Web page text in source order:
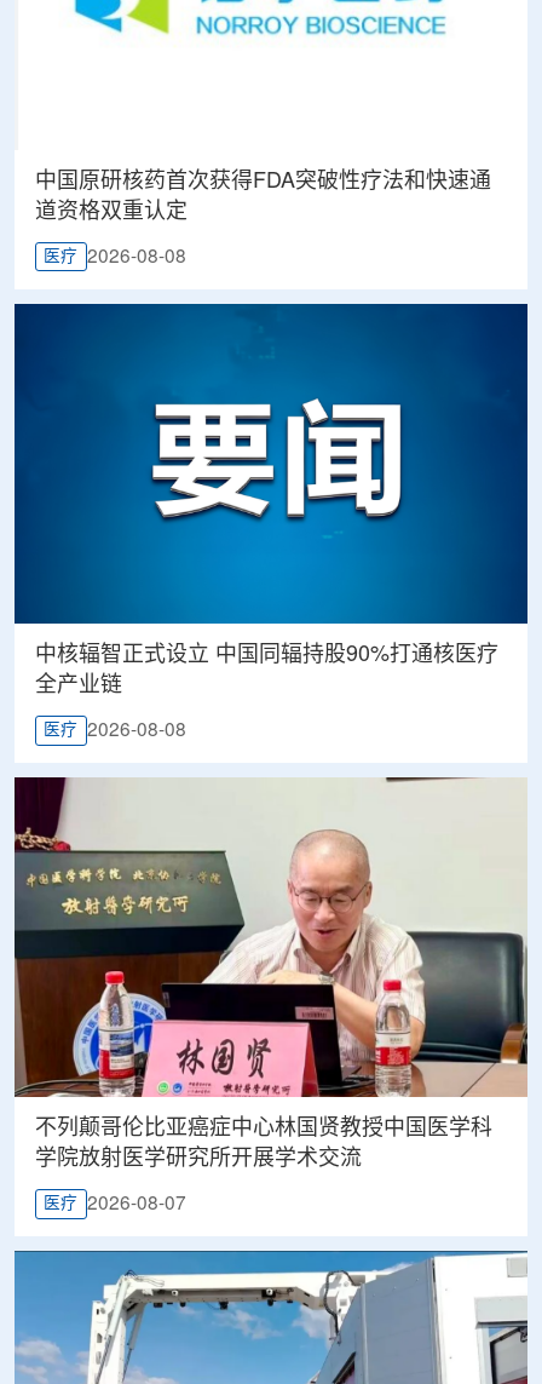
中国原研核药首次获得FDA突破性疗法和快速通
道资格双重认定
医疗 2026-08-08
中核辐智正式设立 中国同辐持股90%打通核医疗
全产业链
医疗 2026-08-08
不列颠哥伦比亚癌症中心林国贤教授中国医学科
学院放射医学研究所开展学术交流
医疗 2026-08-07